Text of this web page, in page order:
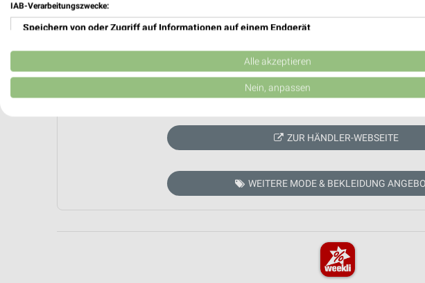
Aktuell keine Prospekte
ZUR HÄNDLER-WEBSEITE
WEITERE MODE & BEKLEIDUNG
IAB-Verarbeitungszwecke:
Speichern von oder Zugriff auf Informationen auf einem Endgerät
Verwendung reduzierter Daten zur Auswahl von Werbeanzeigen
Erstellung von Profilen für personalisierte Werbung
Erstellung von Profilen zur Personalisierung von Inhalten
Verwendung von Profilen zur Auswahl personalisierter Inhalte
Analyse von Zielgruppen durch Statistiken oder Kombinationen von Daten aus
Alle akzeptieren
Nein, anpassen